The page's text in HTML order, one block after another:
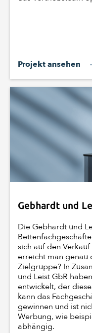
Projekt ansehen
Gebhardt und
Die Gebhardt und
sich auf den
erreicht man genau
Zielgruppe? In
und Leist GbR
entwickelt, der
kann das
gewinnen und ist
Werbung, wie
abhängig.